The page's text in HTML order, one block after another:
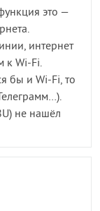
это —
интернет
к Wi-Fi.
бы и Wi-Fi, то
не нашёл